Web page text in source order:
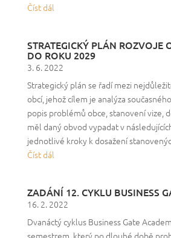
Číst dál
STRATEGICKÝ PLÁN ROZVOJE
DO ROKU 2029
3. 6. 2022
Strategický plán se řadí mezi
obcí, jehož cílem je analýza
popis problémů obce, stanovení vize,
měl daný obvod vypadat v
jednotlivé kroky k dosažení
Číst dál
ZADÁNÍ 12. CYKLU BUSINESS
16. 2. 2022
Dvanáctý cyklus Business Gate
semestrem, který po dlouhé době